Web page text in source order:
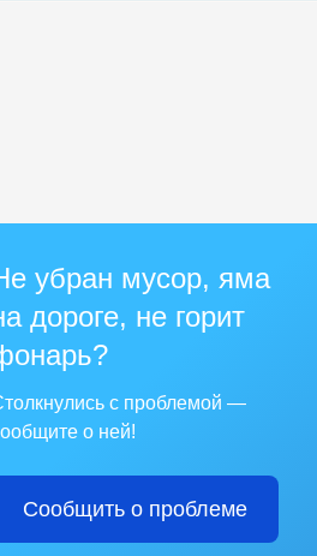
убран мусор, яма
дороге, не горит
с проблемой —
о ней!
Сообщить о проблеме